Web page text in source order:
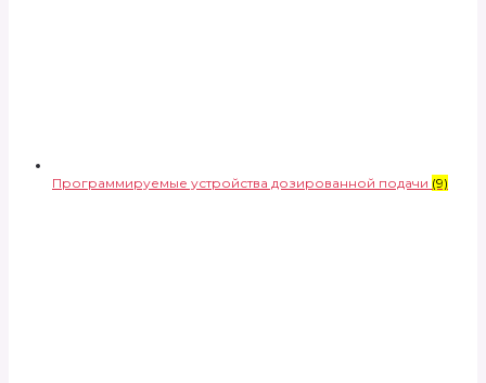
Программируемые устройства дозированной подачи (9)